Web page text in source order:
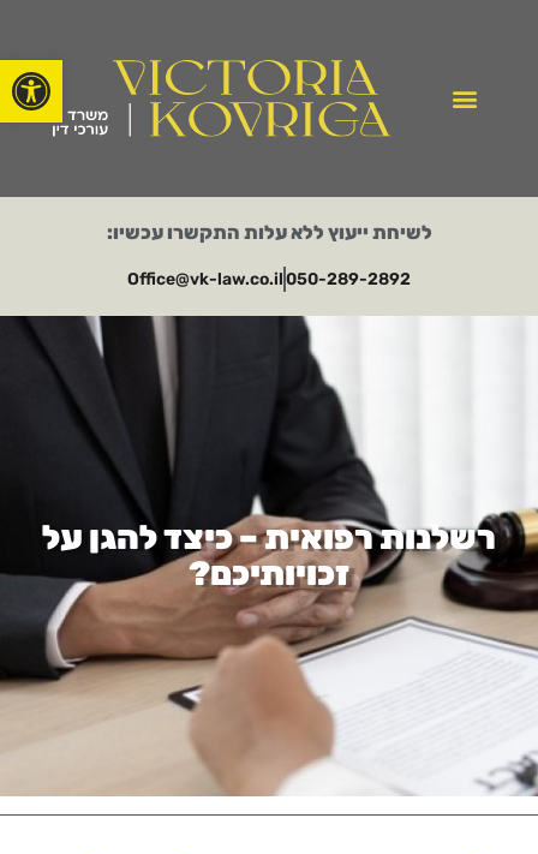
פתח
לשיחת ייעוץ ללא עלות התקשרו עכשיו:
050-289-2892​
Office@vk-law.co.il​
רשלנות רפואית – כיצד להגן על
זכויותיכם?